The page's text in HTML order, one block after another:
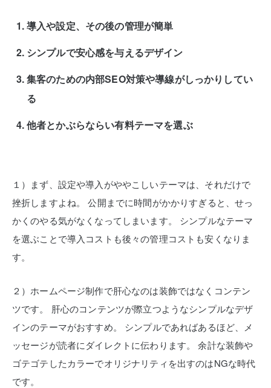
導入や設定、その後の管理が簡単
シンプルで安心感を与えるデザイン
集客のための内部SEO対策や導線がしっかりしてい
る
他者とかぶらならい有料テーマを選ぶ
１）まず、設定や導入がややこしいテーマは、それだけで
挫折しますよね。
公開までに時間がかかりすぎると、せっ
かくのやる気がなくなってしまいます。
シンプルなテーマ
を選ぶことで導入コストも後々の管理コストも安くなりま
す。
２）ホームページ制作で肝心なのは装飾ではなくコンテン
ツです。
肝心のコンテンツが際立つようなシンプルなデザ
インのテーマがおすすめ。
シンプルであればあるほど、メ
ッセージが読者にダイレクトに伝わります。
余計な装飾や
ゴテゴテしたカラーでオリジナリティを出すのはNGな時代
です。